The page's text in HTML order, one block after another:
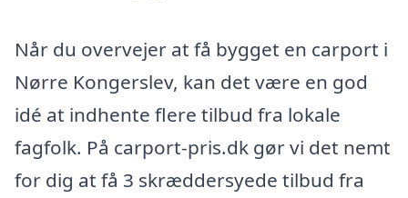
Når du overvejer at få bygget en carport i
Nørre Kongerslev, kan det være en god
idé at indhente flere tilbud fra lokale
fagfolk. På carport-pris.dk gør vi det nemt
for dig at få 3 skræddersyede tilbud fra